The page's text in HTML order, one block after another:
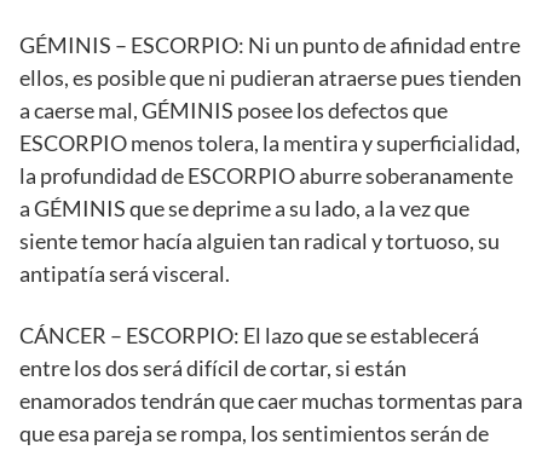
GÉMINIS – ESCORPIO: Ni un punto de afinidad entre
ellos, es posible que ni pudieran atraerse pues tienden
a caerse mal, GÉMINIS posee los defectos que
ESCORPIO menos tolera, la mentira y superficialidad,
la profundidad de ESCORPIO aburre soberanamente
a GÉMINIS que se deprime a su lado, a la vez que
siente temor hacía alguien tan radical y tortuoso, su
antipatía será visceral.
CÁNCER – ESCORPIO: El lazo que se establecerá
entre los dos será difícil de cortar, si están
enamorados tendrán que caer muchas tormentas para
que esa pareja se rompa, los sentimientos serán de